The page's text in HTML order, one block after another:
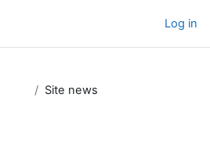
Log in
Site news